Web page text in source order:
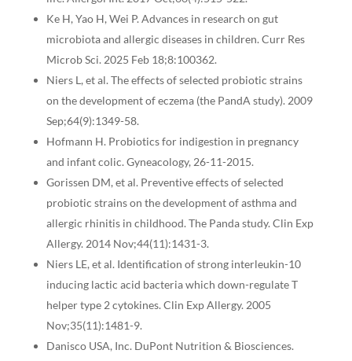
Ke H, Yao H, Wei P. Advances in research on gut
microbiota and allergic diseases in children. Curr Res
Microb Sci. 2025 Feb 18;8:100362.
Niers L, et al. The effects of selected probiotic strains
on the development of eczema (the PandA study). 2009
Sep;64(9):1349-58.
Hofmann H. Probiotics for indigestion in pregnancy
and infant colic. Gyneacology, 26-11-2015.
Gorissen DM, et al. Preventive effects of selected
probiotic strains on the development of asthma and
allergic rhinitis in childhood. The Panda study. Clin Exp
Allergy. 2014 Nov;44(11):1431-3.
Niers LE, et al. Identification of strong interleukin-10
inducing lactic acid bacteria which down-regulate T
helper type 2 cytokines. Clin Exp Allergy. 2005
Nov;35(11):1481-9.
Danisco USA, Inc. DuPont Nutrition & Biosciences.